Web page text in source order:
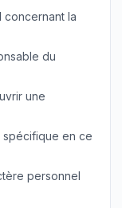
concernant la
du
une
spécifique en ce
personnel